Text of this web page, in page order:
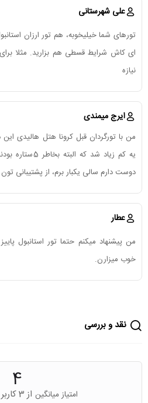
علی شهرستانی
تورهای شما خیلیخوبه، هم تور ارزان
ای کاش شرایط قسطی هم بزارید. مثلا
نیازه
ایرج میمندی
من با تورگردان قبل کرونا هتل هالیدی
یه کم زیاد شد
دوست دارم سالی یکبار برم، از پشتیبانی
عطار
من پیشنهاد میکنم حتما تور استانبول
خوب میزارن.
نقد و بررسی
4
امتیاز میانگین از 3 کاربر برای این تور